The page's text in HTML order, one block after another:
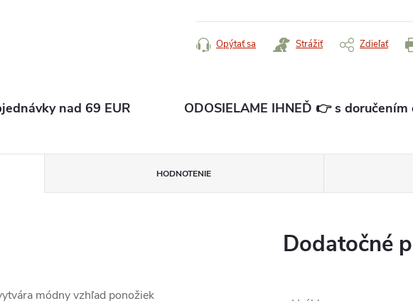
cena:
Opýtať sa Strážiť Zdieľať
nad 69 EUR ODOSIELAME IHNEĎ 👉 s
HODNOTENIE
módny vzhľad ponožiek
Dodatočné